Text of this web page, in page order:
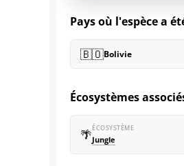
Pays où l'espèce a
🇧🇴Bolivie
Écosystèmes
🌴ÉCOSYSTÈME
Jungle